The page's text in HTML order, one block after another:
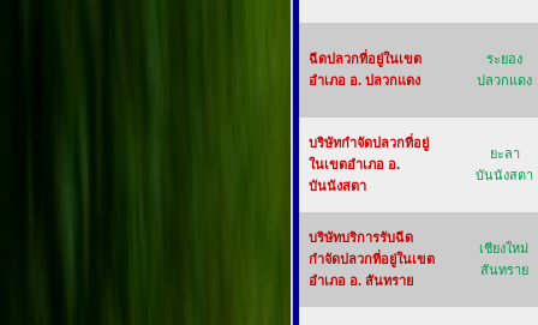
ฉีดปลวกที่อยู่ในเขต
อำเภอ อ. ปลวกแดง
ระยอง
ปลวกแดง
บริษัทกำจัดปลวกที่อยู่
ในเขตอำเภอ อ.
บันนังสตา
ยะลา
บันนังสตา
บริษัทบริการรับฉีด
กำจัดปลวกที่อยู่ในเขต
อำเภอ อ. สันทราย
เชียงใหม่
สันทราย